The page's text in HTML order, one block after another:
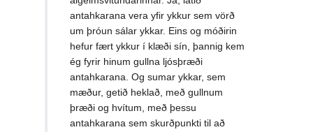
antahkarana vera yfir ykkur sem vörð
um þróun sálar ykkar. Eins og móðirin
hefur fært ykkur í klæði sín, þannig kem
ég fyrir hinum gullna ljósþræði
antahkarana. Og sumar ykkar, sem
mæður, getið heklað, með gullnum
þræði og hvítum, með þessu
antahkarana sem skurðpunkti til að